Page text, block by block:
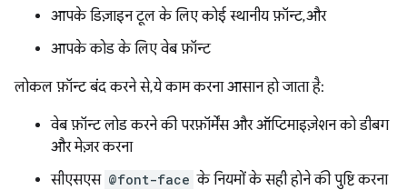
आपके डिज़ाइन टूल के लिए कोई स्थानीय फ़ॉन्ट, और
आपके कोड के लिए वेब फ़ॉन्ट
लोकल फ़ॉन्ट बंद करने से, ये काम करना आसान हो जाता है:
वेब फ़ॉन्ट लोड करने की परफ़ॉर्मेंस और ऑप्टिमाइज़ेशन को डीबग
और मेज़र करना
सीएसएस @font-face के नियमों के सही होने की पुष्टि करना